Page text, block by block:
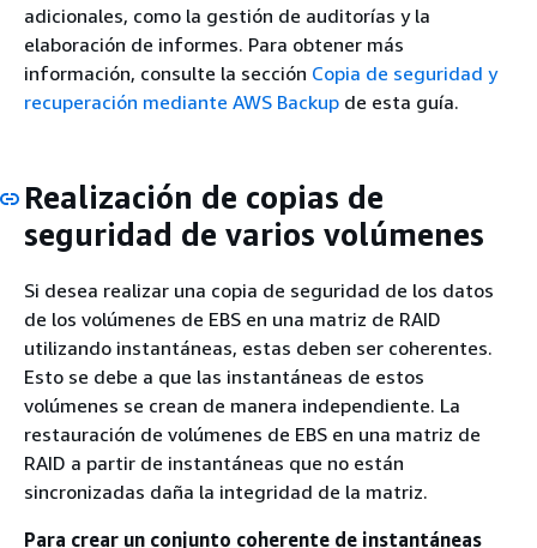
adicionales, como la gestión de auditorías y la
elaboración de informes. Para obtener más
información, consulte la sección Copia de seguridad y
recuperación mediante AWS Backup de esta guía.
Realización de copias de
seguridad de varios volúmenes
Si desea realizar una copia de seguridad de los datos
de los volúmenes de EBS en una matriz de RAID
utilizando instantáneas, estas deben ser coherentes.
Esto se debe a que las instantáneas de estos
volúmenes se crean de manera independiente. La
restauración de volúmenes de EBS en una matriz de
RAID a partir de instantáneas que no están
sincronizadas daña la integridad de la matriz.
Para crear un conjunto coherente de instantáneas